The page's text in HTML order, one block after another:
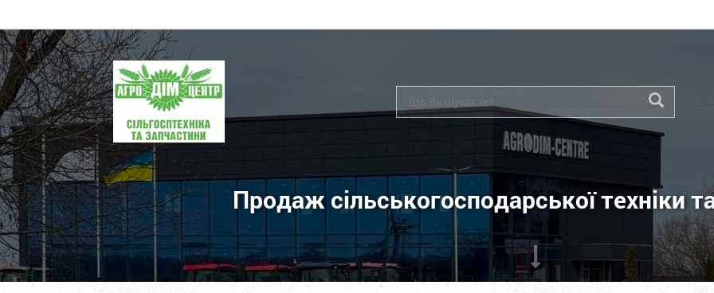
ПП
"Агродім-
центр"
-
продаж
сільськогосподарської
техніки
та
запчастин
Продаж сільськогосподарської техніки